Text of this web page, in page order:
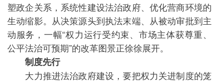
塑政企关系，系统性建设法治政府、优化营商环境的
生动缩影。从决策源头到执法末端、从被动审批到主
动服务，一幅“权力运行受约束、市场主体获尊重、
公平法治可预期”的改革图景正徐徐展开。
制度先行
大力推进法治政府建设，要把权力关进制度的笼